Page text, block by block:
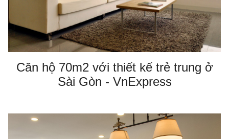
Căn hộ 70m2 với thiết kế trẻ trung ở
Sài Gòn - VnExpress